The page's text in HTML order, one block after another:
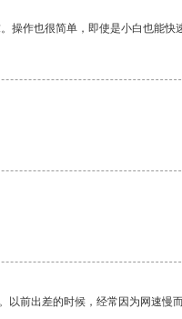
操作也很简单，即使是小白也能快
前出差的时候，经常因为网速慢